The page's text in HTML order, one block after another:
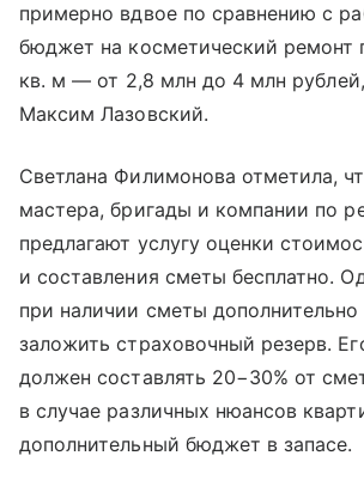
примерно вдвое по сравнению с
бюджет на косметический ремонт
кв. м — от 2,8 млн до 4 млн
Максим Лазовский.
Светлана Филимонова отметила,
мастера, бригады и компании по
предлагают услугу оценки
и составления сметы бесплатно.
при наличии сметы дополнительно
заложить страховочный резерв.
должен составлять 20−30% от
в случае различных нюансов
дополнительный бюджет в запасе.